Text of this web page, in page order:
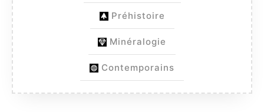
Préhistoire
Minéralogie
Contemporains